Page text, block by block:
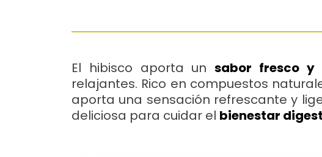
El hibisco aporta unsabor fresco y
relajantes. Rico en compuestos
aporta una sensación refrescante y
deliciosa para cuidar el bienestar